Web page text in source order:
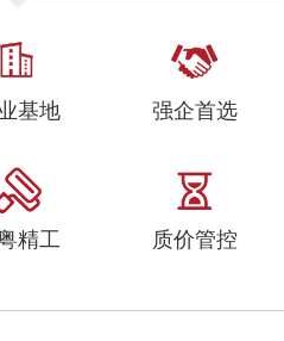
基地 强企首选
精工 质价管控